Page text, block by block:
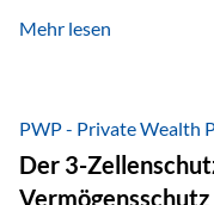
Dynamik in das Jahr
Währungen: +11,5 %
starkes Jahr: +64,4 %
Währungen: +56,6 %
Mehr lesen
PWP - Private Wealth
Der 3-